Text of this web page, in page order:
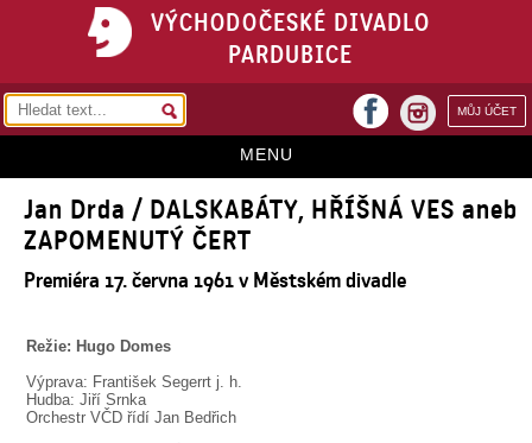
VÝCHODOČESKÉ DIVADLO
PARDUBICE
MŮJ ÚČET
facebook
MENU
HOME
PROGRAM
REPERTOÁR
PŘEDPLATNÉ
Jan Drda / DALSKABÁTY, HŘÍŠNÁ VES aneb
ZAPOMENUTÝ ČERT
Premiéra 17. června 1961 v Městském divadle
Režie: Hugo Domes
Výprava: František Segerrt j. h.
Hudba: Jiří Srnka
Orchestr VČD řídí Jan Bedřich